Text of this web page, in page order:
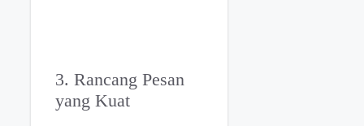
3. Rancang Pesan
yang Kuat